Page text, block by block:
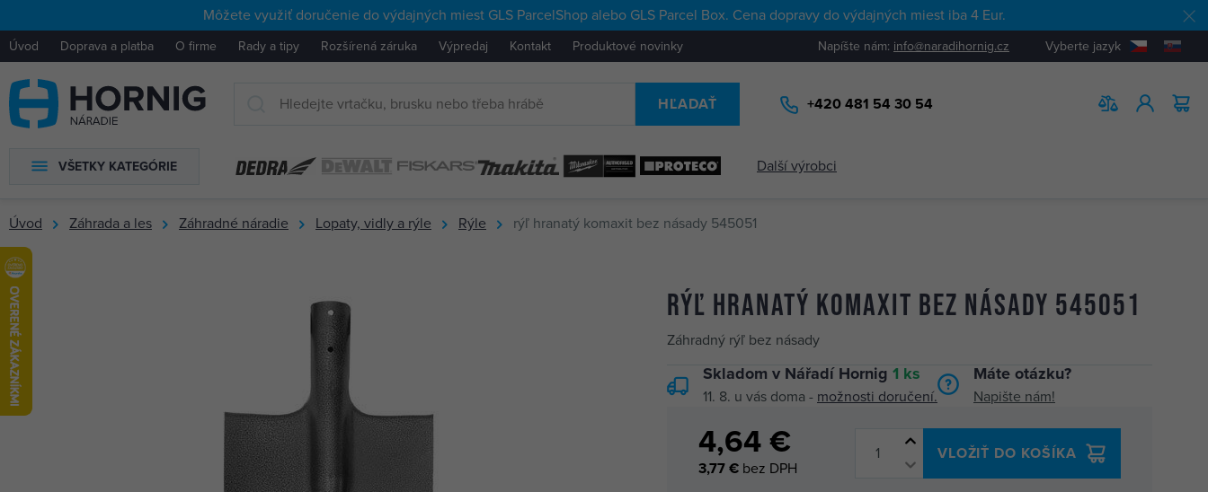
Môžete využiť doručenie do výdajných miest GLS ParcelShop alebo GLS Parcel Box. Cena dopravy do výdajných miest iba 4 Eur.
Úvod Doprava a platba O firme Rady a tipy Rozšírená záruka Výpredaj Kontakt Produktové novinky Napíšte nám: info@naradihornig.cz Vyberte jazyk
HĽADAŤ +420 481 54 30 54
VŠETKY KATEGÓRIE Další výrobci
Úvod Záhrada a les Záhradné náradie Lopaty, vidly a rýle Rýle rýľ hranatý komaxit bez násady 545051
rýľ hranatý komaxit bez násady 545051
Záhradný rýľ bez násady
Skladom v Nářadí Hornig 1 ks
11. 8. u vás doma - možnosti doručení.
Máte otázku?
Napište nám!
4,64 €
3,77 € bez DPH
VLOŽIŤ DO KOŠÍKA